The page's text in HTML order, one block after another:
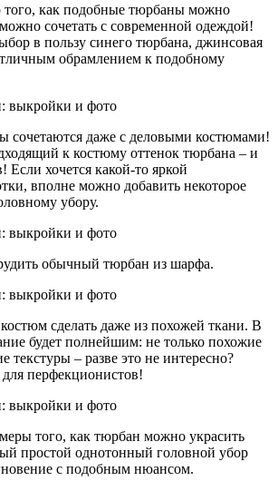
того, как подобные тюрбаны можно
сочетать с современной одеждой!
в пользу синего тюрбана, джинсовая
обрамлением к подобному
сочетаются даже с деловыми костюмами!
к костюму оттенок тюрбана – и
Если хочется какой-то яркой
вполне можно добавить некоторое
убору.
обычный тюрбан из шарфа.
сделать даже из похожей ткани. В
будет полнейшим: не только похожие
текстуры – разве это не интересно?
перфекционистов!
того, как тюрбан можно украсить
простой однотонный головной убор
с подобным нюансом.